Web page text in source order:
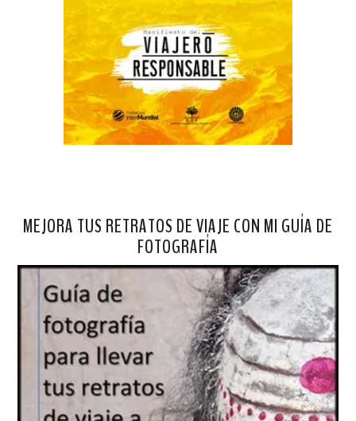
MEJORA TUS RETRATOS DE VIAJE CON MI GUÍA DE
FOTOGRAFÍA